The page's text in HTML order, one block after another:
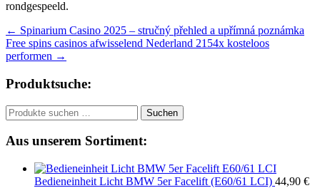
rondgespeeld.
Beitragsnavigation
← Spinarium Casino 2025 – stručný přehled a upřímná poznámka
Free spins casinos afwisselend Nederland 2154x kosteloos
performen →
Produktsuche:
Suchen
nach:
Suchen
Aus unserem Sortiment:
Bedieneinheit Licht BMW 5er Facelift (E60/61 LCI) 44,90 €